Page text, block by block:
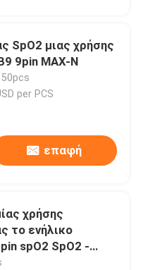
SpO2 μιας χρήσης
9pin MAX-N
50pcs
per PCS
επαφή
χρήσης
το ενήλικο
spO2 SpO2 -